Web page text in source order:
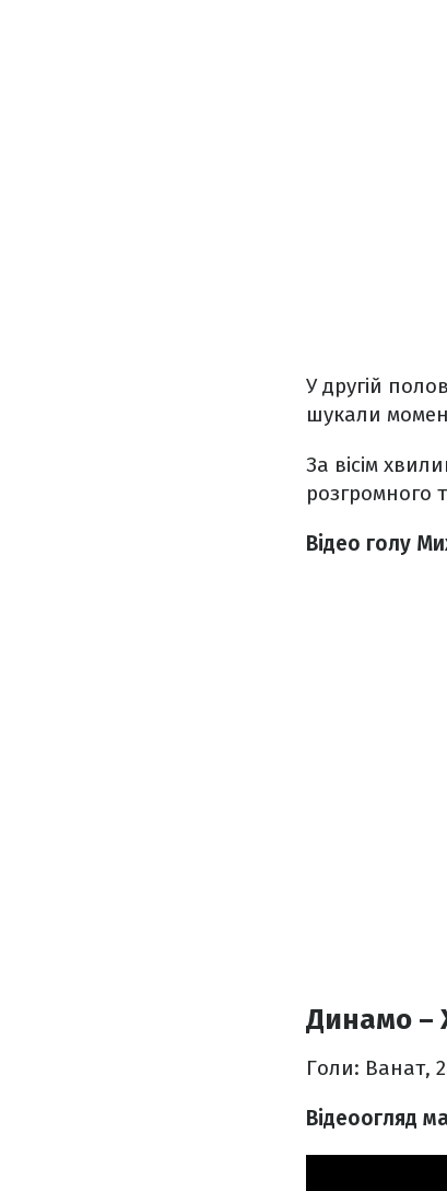
У другій
шукали
За вісім
розгромного
Відео голу
Динамо –
Голи: Ванат,
Відеоогляд